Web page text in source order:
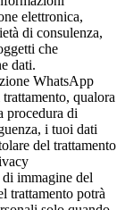
elettronica,
di consulenza,
che
dati.
WhatsApp
qualora
procedura di
i tuoi dati
del trattamento
immagine del
trattamento potrà